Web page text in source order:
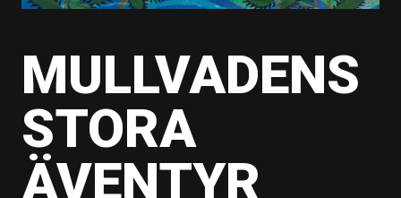
MULLVADENS
STORA
ÄVENTYR